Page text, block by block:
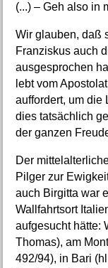
(...) – Geh also in
Wir glauben, daß
Franziskus auch
ausgesprochen
lebt vom
auffordert, um die
dies tatsächlich
der ganzen
Der
Pilger zur
auch Birgitta war
Wallfahrtsort
aufgesucht hätte:
Thomas), am
492/94), in Bari